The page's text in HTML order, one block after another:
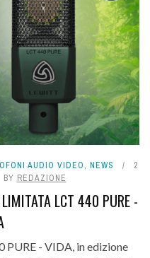
AUDIO VIDEO, NEWS
2
BY REDAZIONE
LIMITATA LCT 440 PURE -
- VIDA, in edizione